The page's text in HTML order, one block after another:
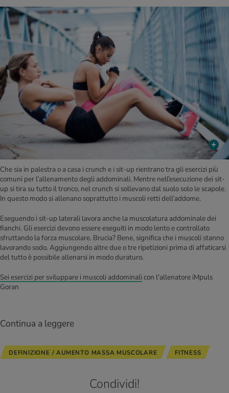
Che sia in palestra o a casa i crunch e i sit-up rientrano tra gli esercizi più
comuni per l’allenamento degli addominali. Mentre nell’esecuzione dei sit-
up si tira su tutto il tronco, nel crunch si sollevano dal suolo solo le scapole.
In questo modo si allenano soprattutto i muscoli retti dell’addome.
Eseguendo i sit-up laterali lavora anche la muscolatura addominale dei
fianchi. Gli esercizi devono essere eseguiti in modo lento e controllato
sfruttando la forza muscolare. Brucia? Bene, significa che i muscoli stanno
lavorando sodo. Aggiungendo altre due o tre ripetizioni prima di affaticarsi
del tutto è possibile allenarsi in modo duraturo.
Sei esercizi per sviluppare i muscoli addominali con l'allenatore iMpuls
Goran
Continua a leggere
DEFINIZIONE / AUMENTO MASSA MUSCOLARE FITNESS
Condividi!